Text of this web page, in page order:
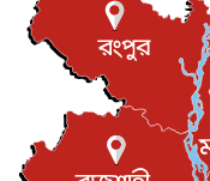
আন্তর্জাতিক
বিরোধ
আন্তর্জাতিক
এবার
বিনোদন